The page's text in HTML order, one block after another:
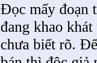
Đọc mấy đoạn
đang khao
chưa biết rõ.